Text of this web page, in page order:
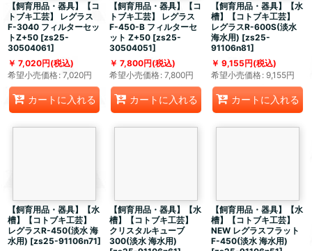
【飼育用品・器具】【コ
トブキ工芸】 レグラス
F-3040 フィルターセッ
トZ+50 [zs25-
30504061]
7,020円(税込)
希望小売価格: 7,020円
カートに入れる
【飼育用品・器具】【コ
トブキ工芸】 レグラス
F-450-B フィルターセ
ット Z+50 [zs25-
30504051]
7,800円(税込)
希望小売価格: 7,800円
カートに入れる
【飼育用品・器具】【水
槽】【コトブキ工芸】
レグラスR-600S(淡水
海水用) [zs25-
91106n81]
9,155円(税込)
希望小売価格: 9,155円
カートに入れる
【飼育用品・器具】【水
槽】【コトブキ工芸】
レグラスR-450(淡水 海
水用) [zs25-91106n71]
【飼育用品・器具】【水
槽】【コトブキ工芸】
クリスタルキューブ
300(淡水 海水用)
【飼育用品・器具】【水
槽】【コトブキ工芸】
NEW レグラスフラット
F-450(淡水 海水用)